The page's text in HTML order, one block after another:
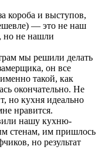
короба и выступов,
— это не наш
но не нашли
мы решили делать
он все
такой, как
окончательно. Не
но кухня идеально
нравится.
нашу кухню-
стенам, им пришлось
но результат